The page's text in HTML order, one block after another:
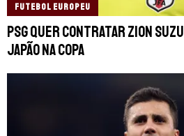
FUTEBOL EUROPEU
PSG quer contratar Zion
Japão na Copa